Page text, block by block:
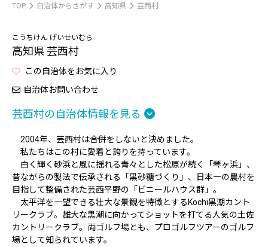
TOP
自治体からさがす 高知県 芸西村
こうちけん げいせいむら
高知県 芸西村
この自治体をお気に入り
自治体お問い合わせ
芸西村の自治体情報を見る
2004年、芸西村は合併をしないと決めました。
私たちはこの村に愛着と誇りを持っています。
白く輝く砂浜と風に揺れる青々とした松原が続く「琴ヶ浜」、
昔ながらの製法で伝承される「黒砂糖づくり」、日本一の農村を
目指して整備された芸西平野の「ビニールハウス群」。
太平洋を一望できる壮大な景観を特徴とするKochi黒潮カント
リークラブ。雄大な黒潮に向かってショットを打てる人気の土佐
カントリークラブ。両ゴルフ場とも、プロゴルフツアーのゴルフ
場として知られています。